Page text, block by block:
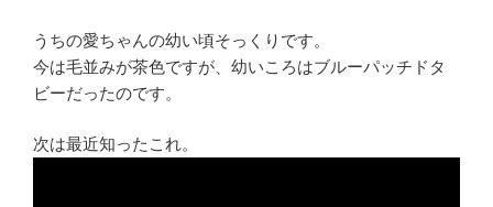
うちの愛ちゃんの幼い頃そっくりです。
今は毛並みが茶色ですが、幼いころはブルーパッチドタ
ビーだったのです。
次は最近知ったこれ。